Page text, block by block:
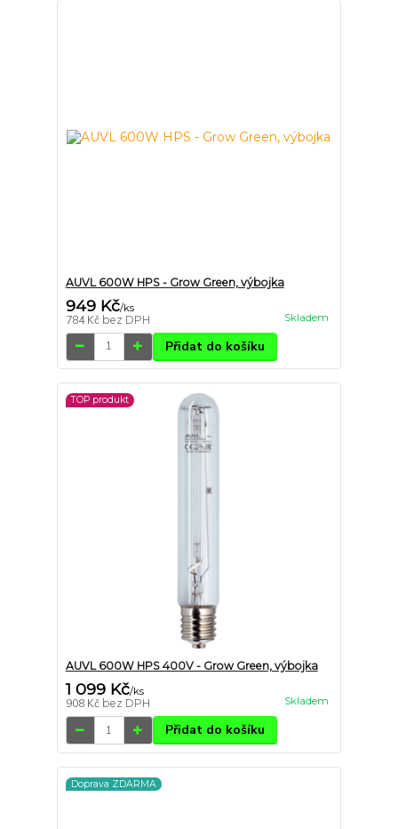
AUVL 600W HPS - Grow Green, výbojka
949 Kč/ks
784 Kč bez DPH Skladem
Přidat do košíku
TOP produkt
AUVL 600W HPS 400V - Grow Green, výbojka
1 099 Kč/ks
908 Kč bez DPH Skladem
Přidat do košíku
Doprava ZDARMA